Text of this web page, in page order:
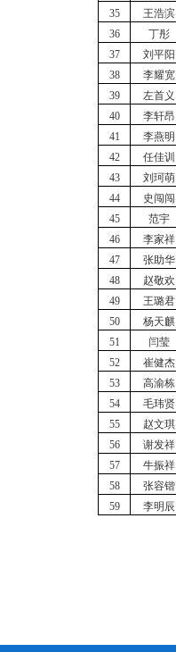
35
王浩滨
36
丁彤
37
刘平阳
38
李耀宽
39
左首义
40
李轩昂
41
李燕明
42
任佳训
43
刘珂萌
44
史闯闯
45
范宇
46
李家祥
47
张助华
48
赵敬欢
49
王璐君
50
杨天麒
51
闫莹
52
崔健杰
53
高渝栋
54
毛玮贤
55
赵文琪
56
谢发祥
57
牛振祥
58 张容锴
59
李明辰